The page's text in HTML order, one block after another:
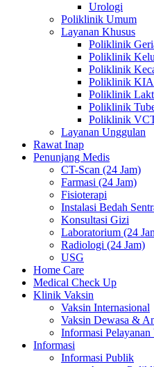
Urologi
Poliklinik Umum
Layanan Khusus
Poliklinik
Poliklinik
Poliklinik
Poliklinik KIA
Poliklinik
Poliklinik
Poliklinik
Layanan Unggulan
Rawat Inap
Penunjang Medis
CT-Scan (24 Jam)
Farmasi (24 Jam)
Fisioterapi
Instalasi Bedah
Konsultasi Gizi
Laboratorium (24
Radiologi (24 Jam)
USG
Home Care
Medical Check Up
Klinik Vaksin
Vaksin Internasional
Vaksin Dewasa &
Informasi Pelayanan
Informasi
Informasi Publik